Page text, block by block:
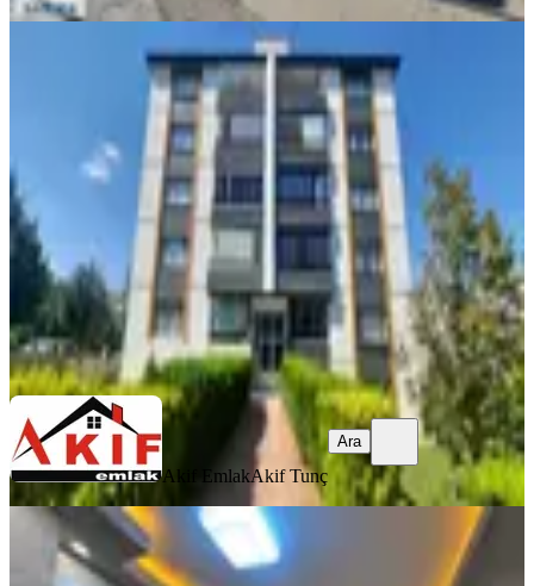
Akif'ten Ayyıldız'da Arakat Üç
Cepheli Siteiçi 3+1 Satılık Daire
Etimesgut, Ayyıldız Mahallesi
3+1
155 m² 3. Kat·05.08.2026
9.000.000 ₺
Akif Emlak Akif Tunç
Ara
Akif EmlakAkif Tunç
Ara
YENİ
Adres Gayrimenkuldan Etimesgut
Ahimesut Bulvarı 3+1 Daire